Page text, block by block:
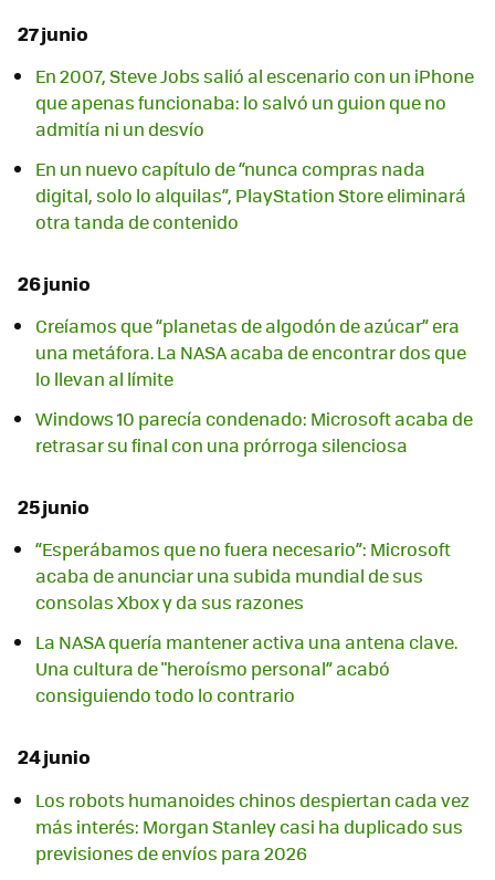
27 junio
En 2007, Steve Jobs salió al escenario con un iPhone
que apenas funcionaba: lo salvó un guion que no
admitía ni un desvío
En un nuevo capítulo de “nunca compras nada
digital, solo lo alquilas”, PlayStation Store eliminará
otra tanda de contenido
26 junio
Creíamos que “planetas de algodón de azúcar” era
una metáfora. La NASA acaba de encontrar dos que
lo llevan al límite
Windows 10 parecía condenado: Microsoft acaba de
retrasar su final con una prórroga silenciosa
25 junio
“Esperábamos que no fuera necesario”: Microsoft
acaba de anunciar una subida mundial de sus
consolas Xbox y da sus razones
La NASA quería mantener activa una antena clave.
Una cultura de "heroísmo personal” acabó
consiguiendo todo lo contrario
24 junio
Los robots humanoides chinos despiertan cada vez
más interés: Morgan Stanley casi ha duplicado sus
previsiones de envíos para 2026